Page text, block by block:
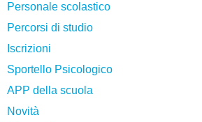
Personale scolastico
Percorsi di studio
Iscrizioni
Sportello Psicologico
APP della scuola
Novità